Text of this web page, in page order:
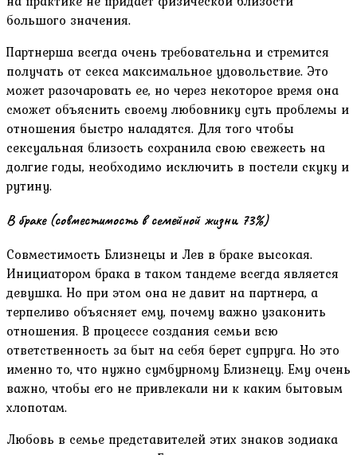
большого значения.
Партнерша всегда очень требовательна и стремится
получать от секса максимальное удовольствие. Это
может разочаровать ее, но через некоторое время она
сможет объяснить своему любовнику суть проблемы и
отношения быстро наладятся. Для того чтобы
сексуальная близость сохранила свою свежесть на
долгие годы, необходимо исключить в постели скуку и
рутину.
В браке (совместимость в семейной жизни 73%)
Совместимость Близнецы и Лев в браке высокая.
Инициатором брака в таком тандеме всегда является
девушка. Но при этом она не давит на партнера, а
терпеливо объясняет ему, почему важно узаконить
отношения. В процессе создания семьи всю
ответственность за быт на себя берет супруга. Но это
именно то, что нужно сумбурному Близнецу. Ему очень
важно, чтобы его не привлекали ни к каким бытовым
хлопотам.
Любовь в семье представителей этих знаков зодиака